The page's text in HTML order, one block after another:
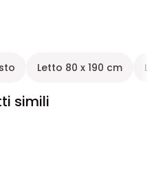
Letto 80 x 190 cm
simili